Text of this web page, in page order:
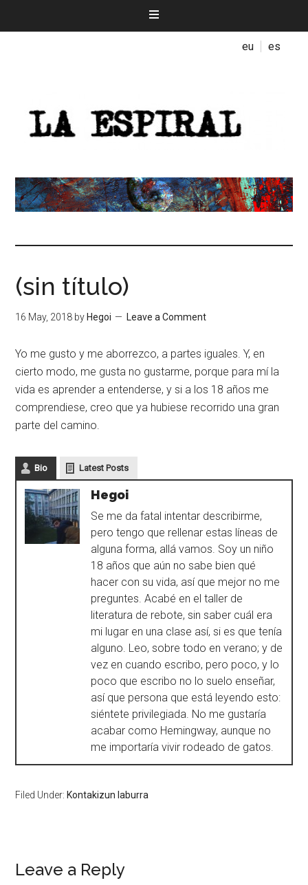
eu es
(sin título)
16 May, 2018 by Hegoi Leave a Comment
Yo me gusto y me aborrezco, a partes iguales. Y, en
cierto modo, me gusta no gustarme, porque para mí la
vida es aprender a entenderse, y si a los 18 años me
comprendiese, creo que ya hubiese recorrido una gran
parte del camino.
Bio Latest Posts
Hegoi
Se me da fatal intentar describirme,
pero tengo que rellenar estas líneas de
alguna forma, allá vamos. Soy un niño
18 años que aún no sabe bien qué
hacer con su vida, así que mejor no me
preguntes. Acabé en el taller de
literatura de rebote, sin saber cuál era
mi lugar en una clase así, si es que tenía
alguno. Leo, sobre todo en verano; y de
vez en cuando escribo, pero poco, y lo
poco que escribo no lo suelo enseñar,
así que persona que está leyendo esto:
siéntete privilegiada. No me gustaría
acabar como Hemingway, aunque no
me importaría vivir rodeado de gatos.
Filed Under: Kontakizun laburra
Leave a Reply